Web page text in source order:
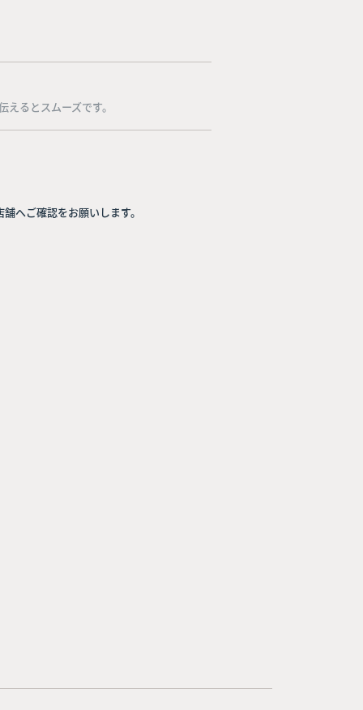
るとスムーズです。
へご確認をお願いします。